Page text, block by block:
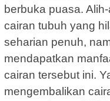
berbuka puasa.
cairan tubuh yang
seharian penuh,
mendapatkan
cairan tersebut ini.
mengembalikan